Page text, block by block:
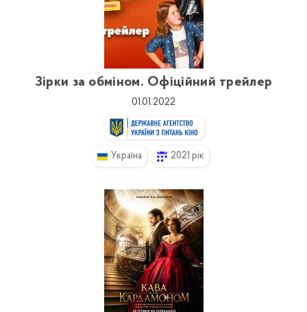
Зірки за обміном. Офіційний трейлер
01.01.2022
Україна 2021 рік